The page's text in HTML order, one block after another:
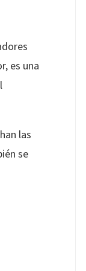
es una
las
se